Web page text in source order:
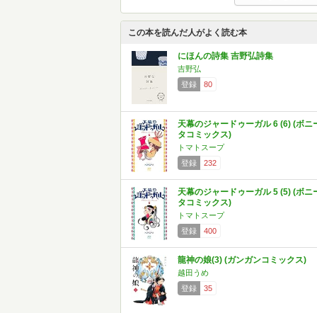
この本を読んだ人がよく読む本
にほんの詩集 吉野弘詩集
吉野弘
登録
80
天幕のジャードゥーガル 6 (6) (ボニ
タコミックス)
トマトスープ
登録
232
天幕のジャードゥーガル 5 (5) (ボニ
タコミックス)
トマトスープ
登録
400
龍神の娘(3) (ガンガンコミックス)
越田うめ
登録
35